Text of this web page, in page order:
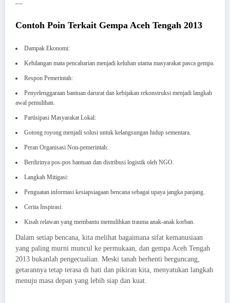
—
Contoh Poin Terkait Gempa Aceh Tengah 2013
Dampak Ekonomi:
Kehilangan mata pencaharian menjadi keluhan utama masyarakat pasca gempa.
Respon Pemerintah:
Penyelenggaraan bantuan darurat dan kebijakan rekonstruksi menjadi langkah
awal pemulihan.
Partisipasi Masyarakat Lokal:
Gotong royong menjadi solusi untuk kelangsungan hidup sementara.
Peran Organisasi Non-pemerintah:
Berdirinya pos-pos bantuan dan distribusi logistik oleh NGO.
Langkah Mitigasi:
Penguatan informasi kesiapsiagaan bencana sebagai upaya jangka panjang.
Cerita Inspirasi:
Kisah relawan yang membantu memulihkan trauma anak-anak korban.
Dalam setiap bencana, kita melihat bagaimana sifat kemanusiaan
yang paling murni muncul ke permukaan, dan gempa Aceh Tengah
2013 bukanlah pengecualian. Meski tanah berhenti berguncang,
getarannya tetap terasa di hati dan pikiran kita, menyatukan langkah
menuju masa depan yang lebih siap dan kuat.